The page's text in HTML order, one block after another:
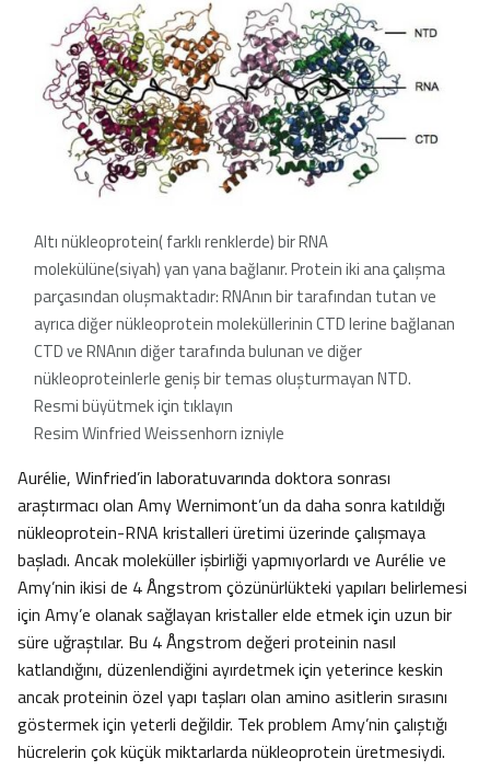
Altı nükleoprotein( farklı renklerde) bir RNA
molekülüne(siyah) yan yana bağlanır. Protein iki ana çalışma
parçasından oluşmaktadır: RNAnın bir tarafından tutan ve
ayrıca diğer nükleoprotein moleküllerinin CTD lerine bağlanan
CTD ve RNAnın diğer tarafında bulunan ve diğer
nükleoproteinlerle geniş bir temas oluşturmayan NTD.
Resmi büyütmek için tıklayın
Resim Winfried Weissenhorn izniyle
Aurélie, Winfried’in laboratuvarında doktora sonrası
araştırmacı olan Amy Wernimont’un da daha sonra katıldığı
nükleoprotein-RNA kristalleri üretimi üzerinde çalışmaya
başladı. Ancak moleküller işbirliği yapmıyorlardı ve Aurélie ve
Amy’nin ikisi de 4 Ångstrom çözünürlükteki yapıları belirlemesi
için Amy’e olanak sağlayan kristaller elde etmek için uzun bir
süre uğraştılar. Bu 4 Ångstrom değeri proteinin nasıl
katlandığını, düzenlendiğini ayırdetmek için yeterince keskin
ancak proteinin özel yapı taşları olan amino asitlerin sırasını
göstermek için yeterli değildir. Tek problem Amy’nin çalıştığı
hücrelerin çok küçük miktarlarda nükleoprotein üretmesiydi.